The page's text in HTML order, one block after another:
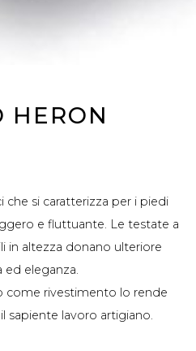
HERON
che si caratterizza per i piedi
e fluttuante. Le testate a
in altezza donano ulteriore
ed eleganza.
come rivestimento lo rende
sapiente lavoro artigiano.